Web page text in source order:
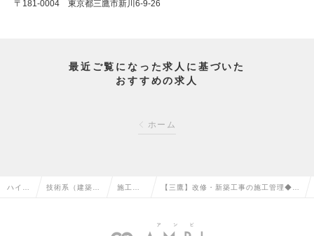
〒181-0004 東京都三鷹市新川6-9-26
最近ご覧になった求人に基づいた
おすすめの求人
ホーム
ハイク 技術系（建築・ 施工管
築）の
【三鷹】改修・新築工事の施工管理◆繁
通勤可◆25期連続黒字経営の求人情報